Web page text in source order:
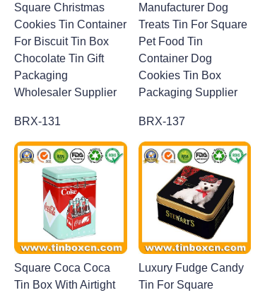
Square Christmas
Cookies Tin Container
For Biscuit Tin Box
Chocolate Tin Gift
Packaging
Wholesaler Supplier
BRX-131
Manufacturer Dog
Treats Tin For Square
Pet Food Tin
Container Dog
Cookies Tin Box
Packaging Supplier
BRX-137
Square Coca Coca
Tin Box With Airtight
Luxury Fudge Candy
Tin For Square